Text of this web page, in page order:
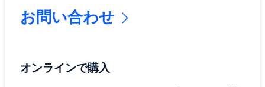
お問い合わせ
オンラインで購入